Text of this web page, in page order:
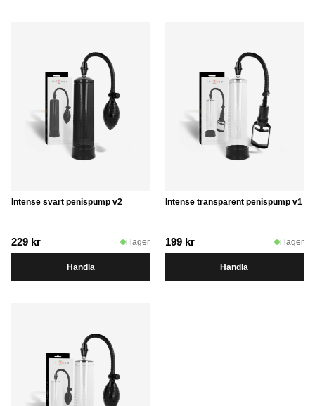
Intense svart penispump v2
229 kr i lager
Handla
Intense transparent penispump v1
199 kr i lager
Handla